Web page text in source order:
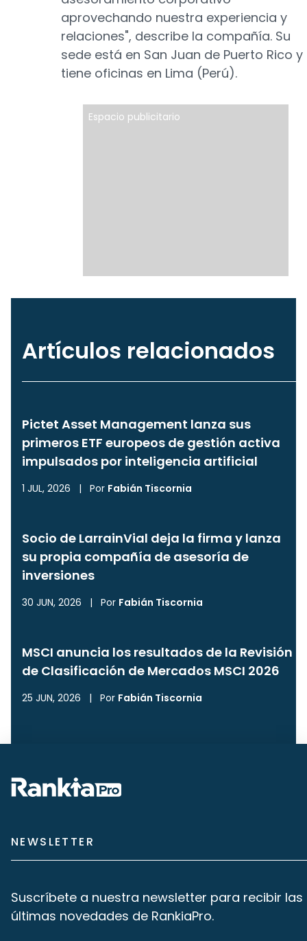
aprovechando nuestra experiencia y
relaciones", describe la compañía. Su
sede está en San Juan de Puerto Rico y
tiene oficinas en Lima (Perú).
Espacio publicitario
Artículos relacionados
Pictet Asset Management lanza sus
primeros ETF europeos de gestión activa
impulsados por inteligencia artificial
1 JUL, 2026 | Por Fabián Tiscornia
Socio de LarrainVial deja la firma y lanza
su propia compañía de asesoría de
inversiones
30 JUN, 2026 | Por Fabián Tiscornia
MSCI anuncia los resultados de la Revisión
de Clasificación de Mercados MSCI 2026
25 JUN, 2026 | Por Fabián Tiscornia
NEWSLETTER
Suscríbete a nuestra newsletter para recibir las
últimas novedades de RankiaPro.